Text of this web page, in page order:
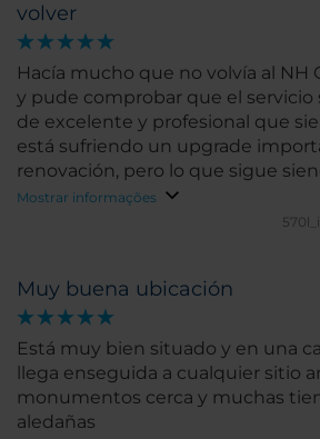
volver
Hacía mucho que no volvía al NH
y pude comprobar que el servicio
de excelente y profesional que
está sufriendo un upgrade
renovación, pero lo que sigue
excelencia de su trato y la
placer pasar por allí y, si es
Universidad, un verdadero lujo!
Mostrar informações
Muy buena ubicación
Está muy bien situado y en una
llega enseguida a cualquier sitio
monumentos cerca y muchas
aledañas